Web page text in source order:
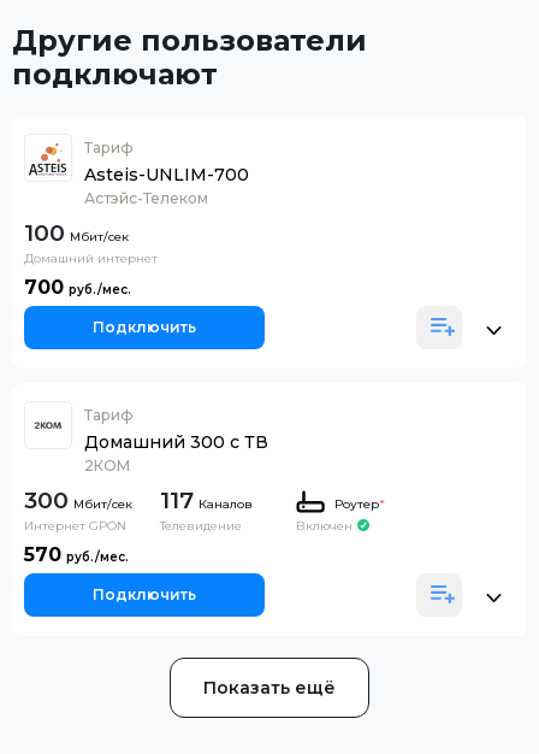
Другие пользователи
подключают
Тариф
Asteis-UNLIM-700
Астэйс-Телеком
100
Домашний интернет
700
Подключить
Тариф
Домашний 300 с ТВ
2КОМ
300
Интернет GPON
117 Каналов
Телевидение
Роутер*
Включен
570
Подключить
Показать ещё